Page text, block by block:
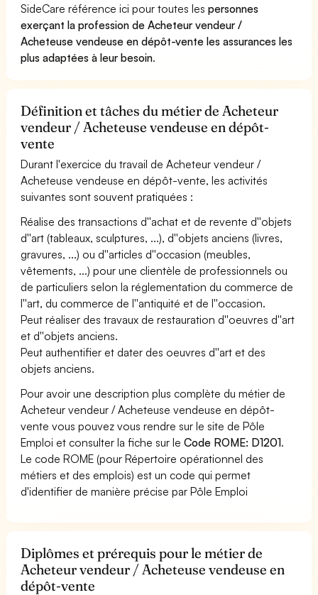
SideCare référence ici pour toutes lespersonnes
exerçant la profession de Acheteur vendeur /
Acheteuse vendeuse en dépôt-vente les assurances les
plus adaptées à leur besoin.
Définition et tâches du métier de Acheteur
vendeur / Acheteuse vendeuse en dépôt-
vente
Durant l'exercice du travail de Acheteur vendeur /
Acheteuse vendeuse en dépôt-vente, les activités
suivantes sont souvent pratiquées :
Réalise des transactions d''achat et de revente d''objets
d''art (tableaux, sculptures, ...), d''objets anciens (livres,
gravures, ...) ou d''articles d''occasion (meubles,
vêtements, ...) pour une clientèle de professionnels ou
de particuliers selon la réglementation du commerce de
l''art, du commerce de l''antiquité et de l''occasion.
Peut réaliser des travaux de restauration d''oeuvres d''art
et d''objets anciens.
Peut authentifier et dater des oeuvres d''art et des
objets anciens.
Pour avoir une description plus complète du métier de
Acheteur vendeur / Acheteuse vendeuse en dépôt-
vente vous pouvez vous rendre sur le site de Pôle
Emploi et consulter la fiche sur leCode ROME: D1201.
Le code ROME (pour Répertoire opérationnel des
métiers et des emplois) est un code qui permet
d'identifier de manière précise par Pôle Emploi
Diplômes et prérequis pour le métier de
Acheteur vendeur / Acheteuse vendeuse en
dépôt-vente